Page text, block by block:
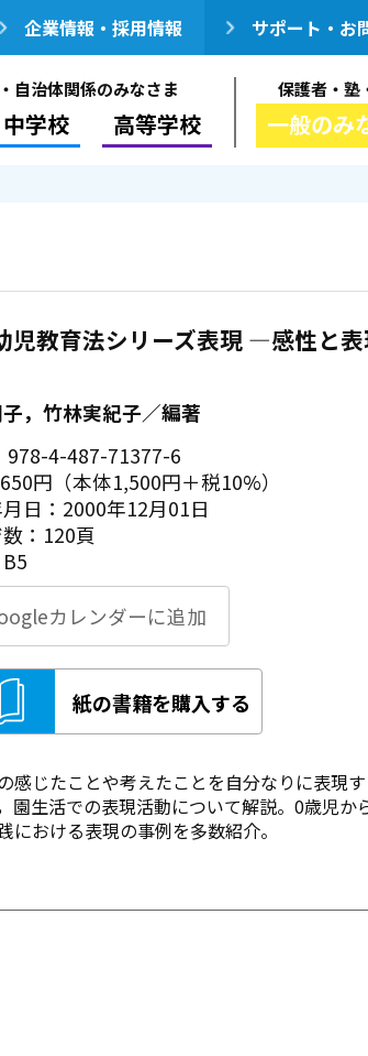
企業情報・採用情報 サポート・お
自治体関係のみなさま
中学校 高等学校
保護者・塾
一般のみ
児教育法シリーズ表現 ―感性と表
，竹林実紀子／編著
978-4-487-71377-6
円（本体1,500円＋税10%）
日：2000年12月01日
：120頁
カレンダーに追加
紙の書籍を購入する
感じたことや考えたことを自分なりに表現
園生活での表現活動について解説。0歳児か
における表現の事例を多数紹介。